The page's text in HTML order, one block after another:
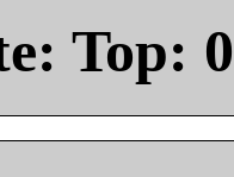
Top: 0